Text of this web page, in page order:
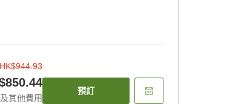
HK$944.93
其他費用
預訂